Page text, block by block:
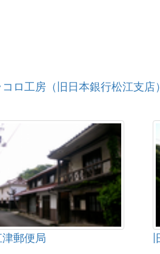
コロ工房（旧日本銀行松江支店
郵便局